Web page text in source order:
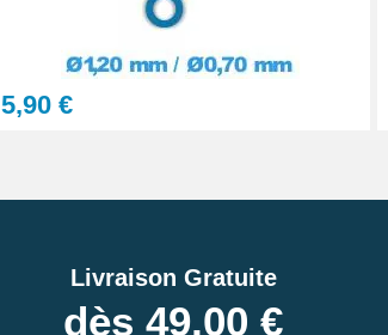
5,90 €
Livraison Gratuite
dès 49,00 €